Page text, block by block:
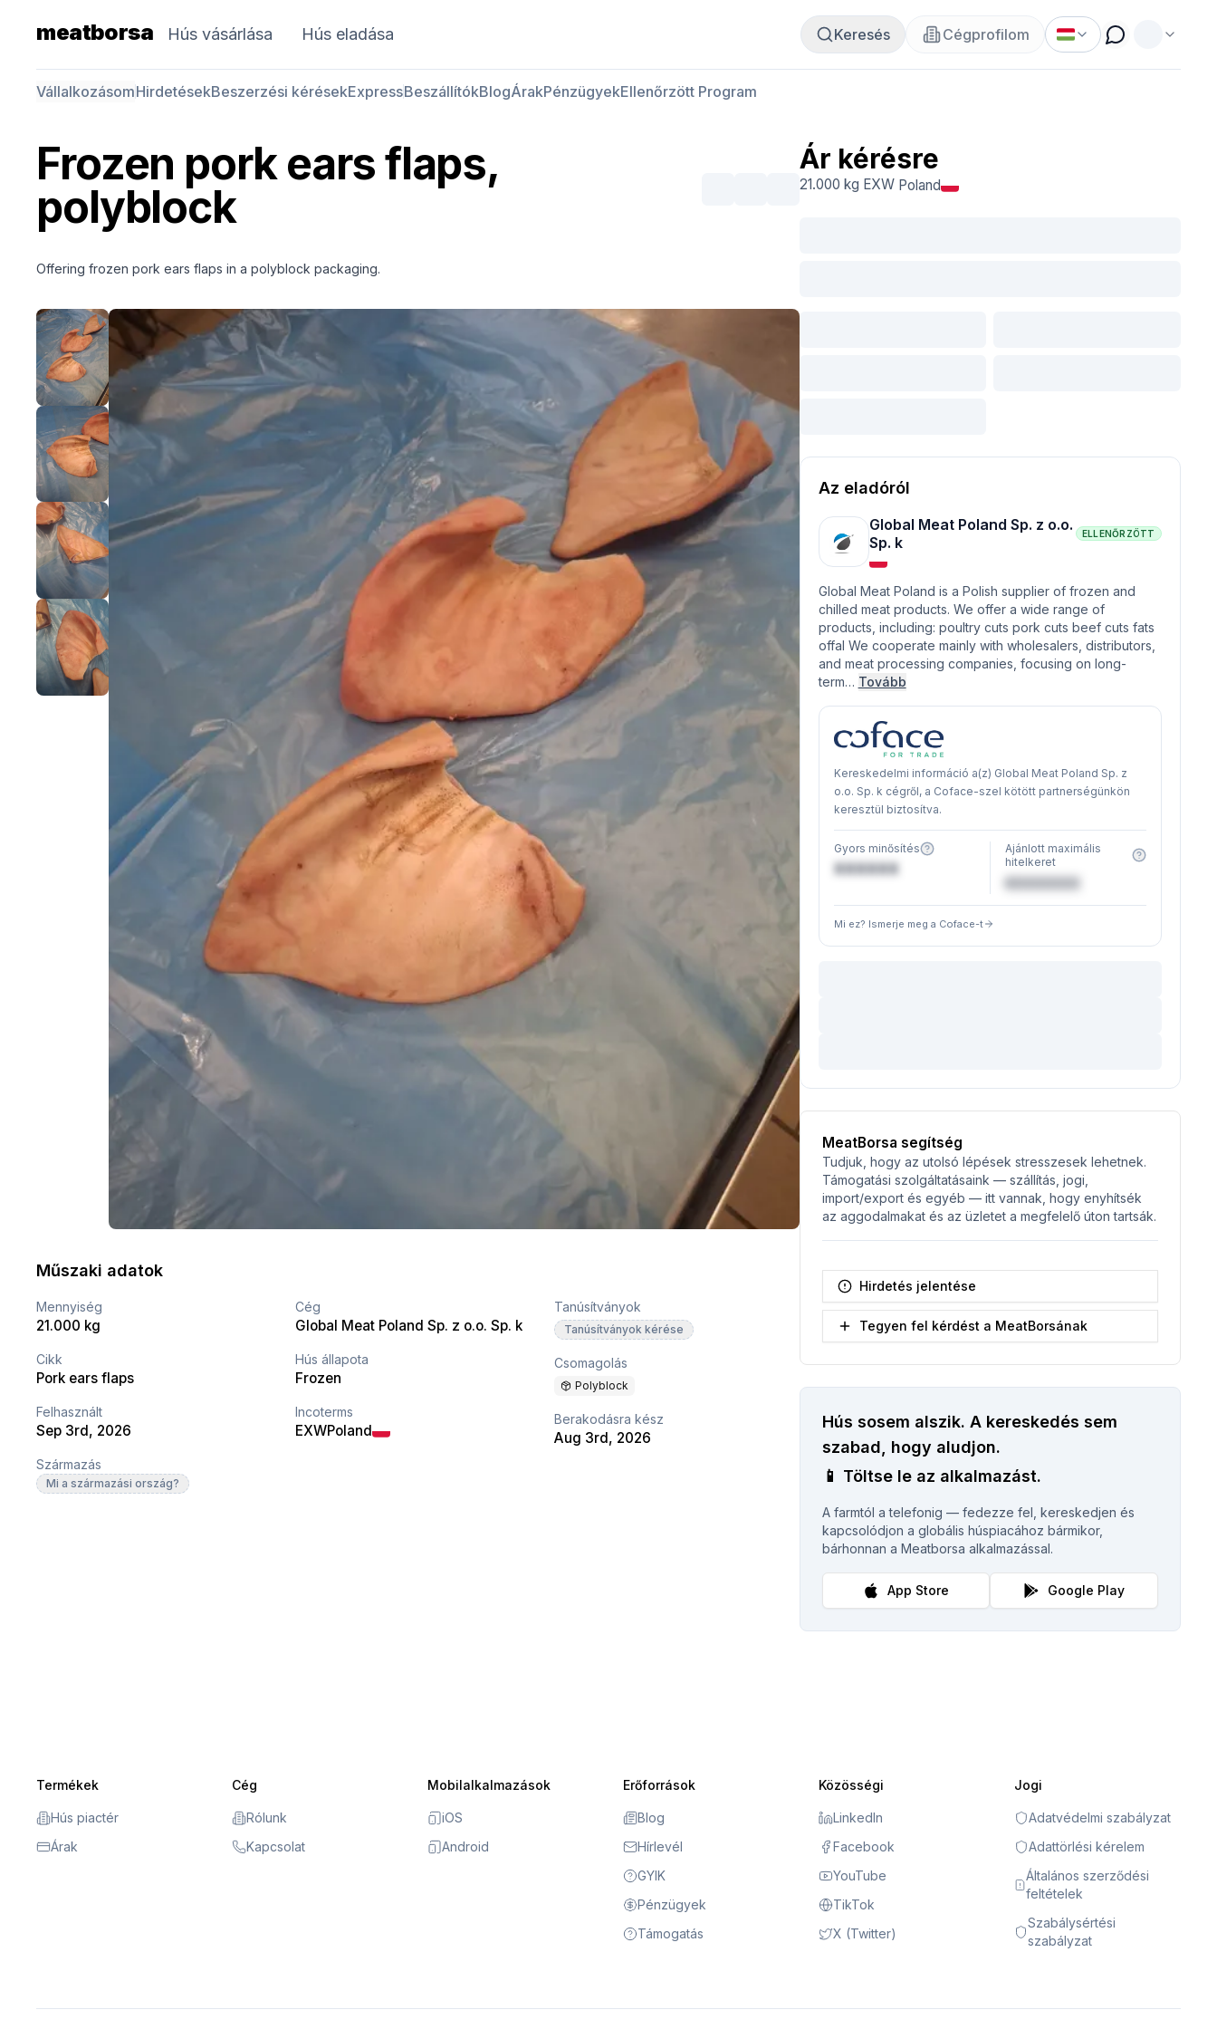
meatborsa Hús vásárlása Hús eladása Keresés Cégprofilom
VállalkozásomHirdetésekBeszerzési kérésekExpressBeszállítókBlogÁrakPénzügyekEllenőrzött Program
Frozen pork ears flaps,
polyblock
Offering frozen pork ears flaps in a polyblock packaging.
Műszaki adatok
Mennyiség
21.000 kg
Cikk
Pork ears flaps
Felhasznált
Sep 3rd, 2026
Származás
Mi a származási ország?
Cég
Global Meat Poland Sp. z o.o. Sp. k
Hús állapota
Frozen
Incoterms
EXWPoland
Tanúsítványok
Tanúsítványok kérése
Csomagolás
Polyblock
Berakodásra kész
Aug 3rd, 2026
Ár kérésre
21.000 kg EXW Poland
Az eladóról
Global Meat Poland Sp. z o.o.
Sp. k
ELLENŐRZÖTT
Global Meat Poland is a Polish supplier of frozen and
chilled meat products. We offer a wide range of
products, including: poultry cuts pork cuts beef cuts fats
offal We cooperate mainly with wholesalers, distributors,
and meat processing companies, focusing on long-
term… Tovább
Kereskedelmi információ a(z) Global Meat Poland Sp. z
o.o. Sp. k cégről, a Coface-szel kötött partnerségünkön
keresztül biztosítva.
Gyors minősítés
XXXXXX
Ajánlott maximális
hitelkeret
€XXXXXX
Mi ez? Ismerje meg a Coface-t
MeatBorsa segítség
Tudjuk, hogy az utolsó lépések stresszesek lehetnek.
Támogatási szolgáltatásaink — szállítás, jogi,
import/export és egyéb — itt vannak, hogy enyhítsék
az aggodalmakat és az üzletet a megfelelő úton tartsák.
Hirdetés jelentése
Tegyen fel kérdést a MeatBorsának
Hús sosem alszik. A kereskedés sem
szabad, hogy aludjon.
📱 Töltse le az alkalmazást.
A farmtól a telefonig — fedezze fel, kereskedjen és
kapcsolódjon a globális húspiacához bármikor,
bárhonnan a Meatborsa alkalmazással.
App Store Google Play
Termékek
Hús piactér
Árak
Cég
Rólunk
Kapcsolat
Mobilalkalmazások
iOS
Android
Erőforrások
Blog
Hírlevél
GYIK
Pénzügyek
Támogatás
Közösségi
LinkedIn
Facebook
YouTube
TikTok
X (Twitter)
Jogi
Adatvédelmi szabályzat
Adattörlési kérelem
Általános szerződési
feltételek
Szabálysértési
szabályzat